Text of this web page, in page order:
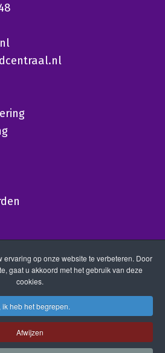
ervaring op onze website te verbeteren. Door
gaat u akkoord met het gebruik van deze
cookies.
ik heb het begrepen.
Afwijzen